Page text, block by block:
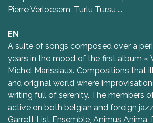
Pierre Verloesem, Turlu Tursu ...
EN
A suite of songs composed over a
years in the mood of the first album «
Michel Marissiaux. Compositions that
and original world where
writing full of serenity. The members
active on both belgian and foreign
Garrett List Ensemble, Animus Anima,